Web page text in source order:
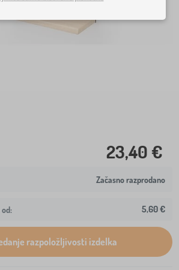
23,40 €
Začasno razprodano
5,60 €
razpoložljivosti izdelka